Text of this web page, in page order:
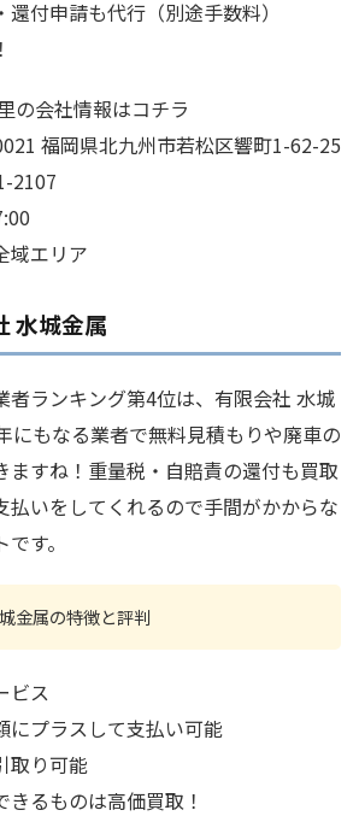
付申請も代行（別途手数料）
の会社情報はコチラ
福岡県北九州市若松区響町1-62-25
2107
域エリア
水城金属
者ランキング第4位は、有限会社 水城
にもなる業者で無料見積もりや廃車の
ますね！重量税・自賠責の還付も買取
払いをしてくれるので手間がかからな
す。
金属の特徴と評判
ビス
にプラスして支払い可能
取り可能
るものは高価買取！